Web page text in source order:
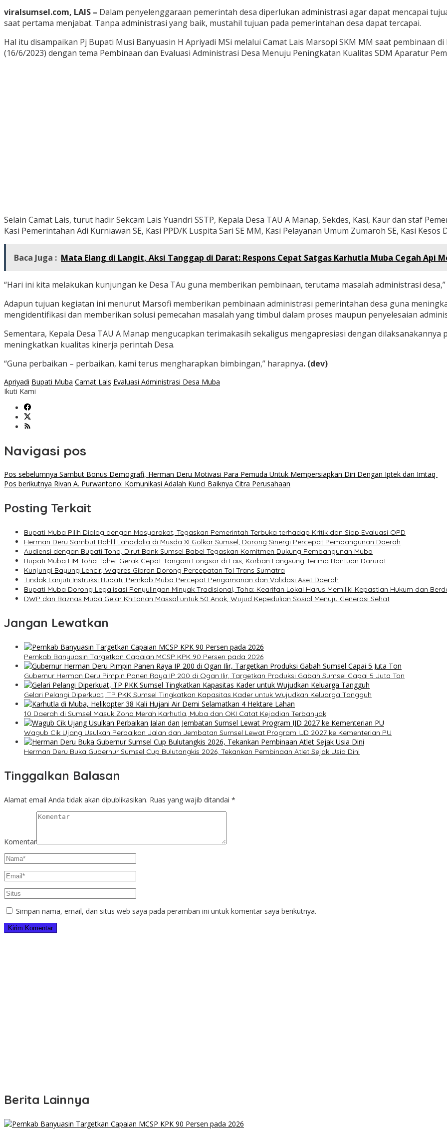
viralsumsel.com, LAIS – Dalam penyelenggaraan pemerintah desa diperlukan administrasi agar dapat mencapai
saat pertama menjabat. Tanpa administrasi yang baik, mustahil tujuan pada pemerintahan desa dapat tercapai.
Hal itu disampaikan Pj Bupati Musi Banyuasin H Apriyadi MSi melalui Camat Lais Marsopi SKM MM saat pembinaan
(16/6/2023) dengan tema Pembinaan dan Evaluasi Administrasi Desa Menuju Peningkatan Kualitas SDM Aparatur
Selain Camat Lais, turut hadir Sekcam Lais Yuandri SSTP, Kepala Desa TAU A Manap, Sekdes, Kasi, Kaur dan staf
Kasi Pemerintahan Adi Kurniawan SE, Kasi PPD/K Luspita Sari SE MM, Kasi Pelayanan Umum Zumaroh SE, Kasi Kesos
Baca Juga : Mata Elang di Langit, Aksi Tanggap di Darat: Respons Cepat Satgas Karhutla Muba Cegah Api
“Hari ini kita melakukan kunjungan ke Desa TAu guna memberikan pembinaan, terutama masalah administrasi
Adapun tujuan kegiatan ini menurut Marsofi memberikan pembinaan administrasi pemerintahan desa guna
mengidentifikasi dan memberikan solusi pemecahan masalah yang timbul dalam proses maupun penyelesaian
Sementara, Kepala Desa TAU A Manap mengucapkan terimakasih sekaligus mengapresiasi dengan dilaksanakannya
meningkatkan kualitas kinerja perintah Desa.
“Guna perbaikan – perbaikan, kami terus mengharapkan bimbingan,” harapnya. (dev)
Apriyadi Bupati Muba Camat Lais Evaluasi Administrasi Desa Muba
Ikuti Kami
Navigasi pos
Pos sebelumnya Sambut Bonus Demografi, Herman Deru Motivasi Para Pemuda Untuk Mempersiapkan Diri Dengan Iptek dan Imtaq
Pos berikutnya Rivan A. Purwantono: Komunikasi Adalah Kunci Baiknya Citra Perusahaan
Posting Terkait
Bupati Muba Pilih Dialog dengan Masyarakat, Tegaskan Pemerintah Terbuka terhadap Kritik dan Siap Evaluasi OPD
Herman Deru Sambut Bahlil Lahadalia di Musda XI Golkar Sumsel, Dorong Sinergi Percepat Pembangunan Daerah
Audiensi dengan Bupati Toha, Dirut Bank Sumsel Babel Tegaskan Komitmen Dukung Pembangunan Muba
Bupati Muba HM Toha Tohet Gerak Cepat Tangani Longsor di Lais, Korban Langsung Terima Bantuan Darurat
Kunjungi Bayung Lencir, Wapres Gibran Dorong Percepatan Tol Trans Sumatra
Tindak Lanjuti Instruksi Bupati, Pemkab Muba Percepat Pengamanan dan Validasi Aset Daerah
Bupati Muba Dorong Legalisasi Penyulingan Minyak Tradisional, Toha: Kearifan Lokal Harus Memiliki Kepastian Hukum dan
DWP dan Baznas Muba Gelar Khitanan Massal untuk 50 Anak, Wujud Kepedulian Sosial Menuju Generasi Sehat
Jangan Lewatkan
Pemkab Banyuasin Targetkan Capaian MCSP KPK 90 Persen pada 2026
Gubernur Herman Deru Pimpin Panen Raya IP 200 di Ogan Ilir, Targetkan Produksi Gabah Sumsel Capai 5 Juta Ton
Gelari Pelangi Diperkuat, TP PKK Sumsel Tingkatkan Kapasitas Kader untuk Wujudkan Keluarga Tangguh
10 Daerah di Sumsel Masuk Zona Merah Karhutla, Muba dan OKI Catat Kejadian Terbanyak
Wagub Cik Ujang Usulkan Perbaikan Jalan dan Jembatan Sumsel Lewat Program IJD 2027 ke Kementerian PU
Herman Deru Buka Gubernur Sumsel Cup Bulutangkis 2026, Tekankan Pembinaan Atlet Sejak Usia Dini
Tinggalkan Balasan
Alamat email Anda tidak akan dipublikasikan. Ruas yang wajib ditandai *
Komentar
Simpan nama, email, dan situs web saya pada peramban ini untuk komentar saya berikutnya.
Berita Lainnya